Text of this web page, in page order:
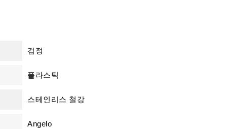
검정
플라스틱
스테인리스 철강
Angelo